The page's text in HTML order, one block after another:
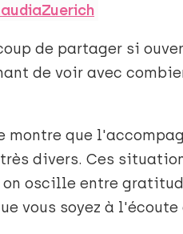
de partager si
de voir avec
montre que
divers. Ces
on oscille entre
vous soyez à